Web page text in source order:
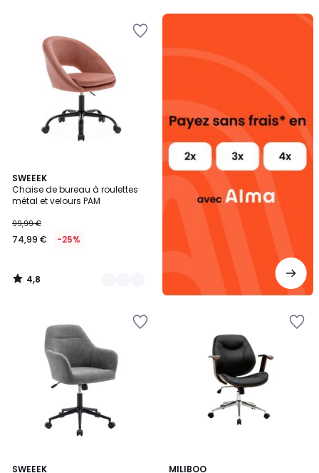
SWEEEK
Chaise de bureau à roulettes
métal et velours PAM
99,99 €
74,99 € -25%
4,8
/ 5
2
Couleurs
4,8
/
Alma
sans
SWEEEK
5
4
MILIBOO
4,3
2